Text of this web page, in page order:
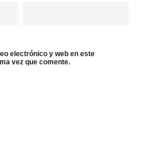
electrónico y web en este
vez que comente.